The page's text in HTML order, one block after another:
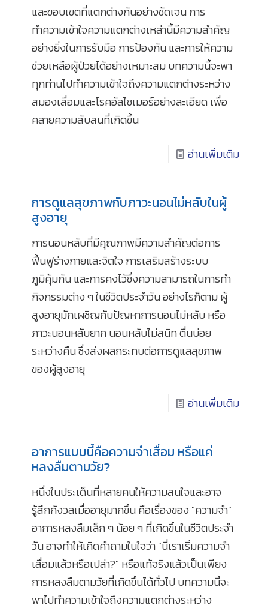
และขอบเขตที่แตกต่างกันอย่างชัดเจน การ
ทำความเข้าใจความแตกต่างเหล่านี้มีความสำคัญ
อย่างยิ่งในการรับมือ การป้องกัน และการให้ความ
ช่วยเหลือผู้ป่วยได้อย่างเหมาะสม บทความนี้จะพา
ทุกท่านไปทำความเข้าใจถึงความแตกต่างระหว่าง
สมองเสื่อมและโรคอัลไซเมอร์อย่างละเอียด เพื่อ
คลายความสับสนที่เกิดขึ้น
อ่านเพิ่มเติม
การดูแลสุขภาพกับภาวะนอนไม่หลับในผู้
สูงอายุ
การนอนหลับที่มีคุณภาพมีความสำคัญต่อการ
ฟื้นฟูร่างกายและจิตใจ การเสริมสร้างระบบ
ภูมิคุ้มกัน และการคงไว้ซึ่งความสามารถในการทำ
กิจกรรมต่าง ๆ ในชีวิตประจำวัน อย่างไรก็ตาม ผู้
สูงอายุมักเผชิญกับปัญหาการนอนไม่หลับ หรือ
ภาวะนอนหลับยาก นอนหลับไม่สนิท ตื่นบ่อย
ระหว่างคืน ซึ่งส่งผลกระทบต่อการดูแลสุขภาพ
ของผู้สูงอายุ
อ่านเพิ่มเติม
อาการแบบนี้คือความจำเสื่อม หรือแค่
หลงลืมตามวัย?
หนึ่งในประเด็นที่หลายคนให้ความสนใจและอาจ
รู้สึกกังวลเมื่ออายุมากขึ้น คือเรื่องของ "ความจำ"
อาการหลงลืมเล็ก ๆ น้อย ๆ ที่เกิดขึ้นในชีวิตประจำ
วัน อาจทำให้เกิดคำถามในใจว่า "นี่เราเริ่มความจำ
เสื่อมแล้วหรือเปล่า?" หรือแท้จริงแล้วเป็นเพียง
การหลงลืมตามวัยที่เกิดขึ้นได้ทั่วไป บทความนี้จะ
พาไปทำความเข้าใจถึงความแตกต่างระหว่าง